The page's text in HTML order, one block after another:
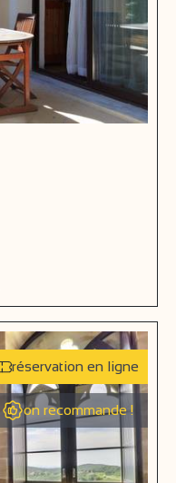
réservation en ligne
on recommande !